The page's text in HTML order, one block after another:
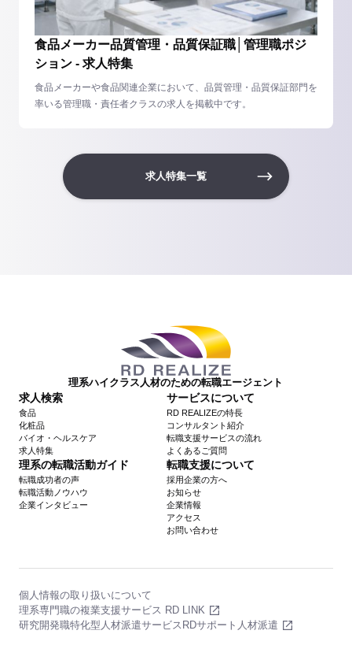
食品メーカー品質管理・品質保証職│管理職ポジ
ション - 求人特集
食品メーカーや食品関連企業において、品質管理・品質保証部門を
率いる管理職・責任者クラスの求人を掲載中です。
求人特集一覧
理系ハイクラス人材のための転職エージェント
求人検索
食品
化粧品
バイオ・ヘルスケア
求人特集
サービスについて
RD REALIZEの特長
コンサルタント紹介
転職支援サービスの流れ
よくあるご質問
理系の転職活動ガイド
転職成功者の声
転職活動ノウハウ
企業インタビュー
転職支援について
採用企業の方へ
お知らせ
企業情報
アクセス
お問い合わせ
個人情報の取り扱いについて
理系専門職の複業支援サービス RD LINK
研究開発職特化型人材派遣サービスRDサポート人材派遣